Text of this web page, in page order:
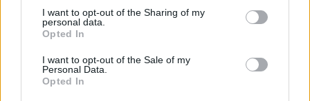
I want to opt-out of the Sharing of my
personal data.
Opted In
I want to opt-out of the Sale of my
Personal Data.
Opted In
esistenza!
Stefano Dell’Acqua
portavoce del Circolo Culturale
Giacomo Matteotti